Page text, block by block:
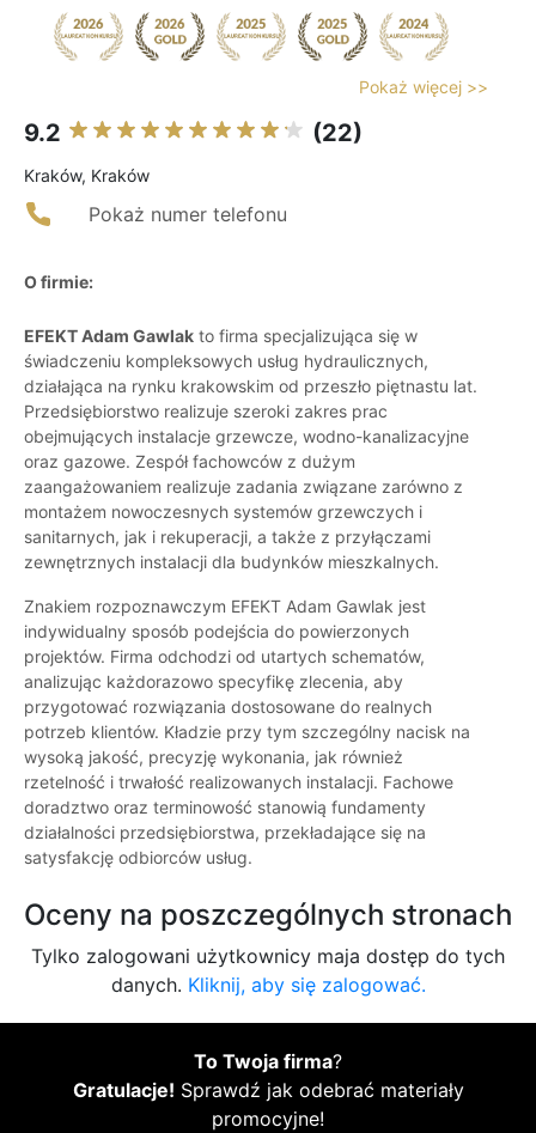
Pokaż więcej >>
9.2 (22)
Kraków, Kraków
Pokaż numer telefonu
O firmie:
EFEKT Adam Gawlak to firma specjalizująca się w
świadczeniu kompleksowych usług hydraulicznych,
działająca na rynku krakowskim od przeszło piętnastu lat.
Przedsiębiorstwo realizuje szeroki zakres prac
obejmujących instalacje grzewcze, wodno-kanalizacyjne
oraz gazowe. Zespół fachowców z dużym
zaangażowaniem realizuje zadania związane zarówno z
montażem nowoczesnych systemów grzewczych i
sanitarnych, jak i rekuperacji, a także z przyłączami
zewnętrznych instalacji dla budynków mieszkalnych.
Znakiem rozpoznawczym EFEKT Adam Gawlak jest
indywidualny sposób podejścia do powierzonych
projektów. Firma odchodzi od utartych schematów,
analizując każdorazowo specyfikę zlecenia, aby
przygotować rozwiązania dostosowane do realnych
potrzeb klientów. Kładzie przy tym szczególny nacisk na
wysoką jakość, precyzję wykonania, jak również
rzetelność i trwałość realizowanych instalacji. Fachowe
doradztwo oraz terminowość stanowią fundamenty
działalności przedsiębiorstwa, przekładające się na
satysfakcję odbiorców usług.
Oceny na poszczególnych stronach
Tylko zalogowani użytkownicy maja dostęp do tych
danych. Kliknij, aby się zalogować.
To Twoja firma?
Gratulacje! Sprawdź jak odebrać materiały
promocyjne!